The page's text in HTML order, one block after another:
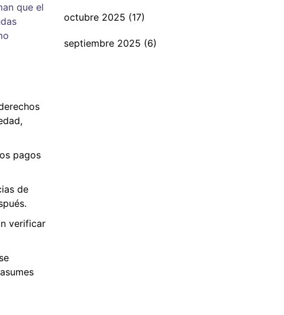
que el
pagos
de
verificar
octubre 2025 (17)
septiembre 2025 (6)